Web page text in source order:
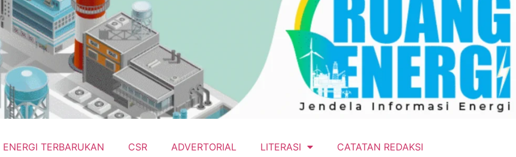
ENERGI TERBARUKAN CSR ADVERTORIAL LITERASI CATATAN REDAKSI